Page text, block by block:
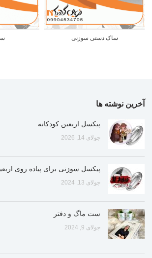
ساک دستی سوزنی
آخرین نوشته ها
پیکسل اربعین کودکانه
جولای 14, 2026
پیکسل سوزنی برای پیاده روی
جولای 13, 2024
ست ماگ و دفتر
جولای 9, 2024